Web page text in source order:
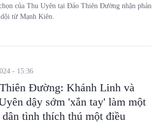
của Thu Uyên tại Đảo Thiên Đường nhận phản
từ Mạnh Kiên.
Đường: Khánh Linh và
dậy sớm 'xắn tay' làm một
tình thích thú một điều
- 15:36